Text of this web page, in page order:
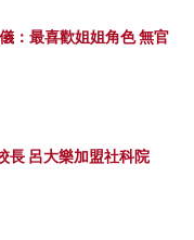
：最喜歡姐姐角色 無官
長 呂大樂加盟社科院